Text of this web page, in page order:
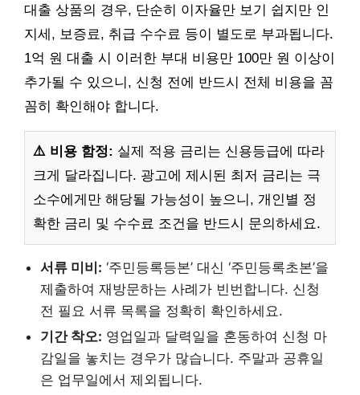
대출 상품의 경우, 단순히 이자율만 보기 쉽지만 인
지세, 보증료, 취급 수수료 등이 별도로 부과됩니다.
1억 원 대출 시 이러한 부대 비용만 100만 원 이상이
추가될 수 있으니, 신청 전에 반드시 전체 비용을 꼼
꼼히 확인해야 합니다.
⚠️ 비용 함정: 실제 적용 금리는 신용등급에 따라
크게 달라집니다. 광고에 제시된 최저 금리는 극
소수에게만 해당될 가능성이 높으니, 개인별 정
확한 금리 및 수수료 조건을 반드시 문의하세요.
서류 미비: ‘주민등록등본’ 대신 ‘주민등록초본’을
제출하여 재방문하는 사례가 빈번합니다. 신청
전 필요 서류 목록을 정확히 확인하세요.
기간 착오: 영업일과 달력일을 혼동하여 신청 마
감일을 놓치는 경우가 많습니다. 주말과 공휴일
은 업무일에서 제외됩니다.